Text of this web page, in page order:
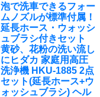
泡で洗車できるフォー
ムノズルが標準付属！
延長ホース・ウォッシ
ュブラシ付きセット
黄砂、花粉の洗い流し
に ヒダカ 家庭用高圧
洗浄機 HKU-1885 2点
セット(延長ホース+ウ
ォッシュブラシ) ヘル